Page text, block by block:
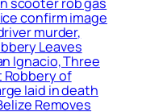
confirm image
murder,
Leaves
Ignacio, Three
Robbery of
laid in death
Removes